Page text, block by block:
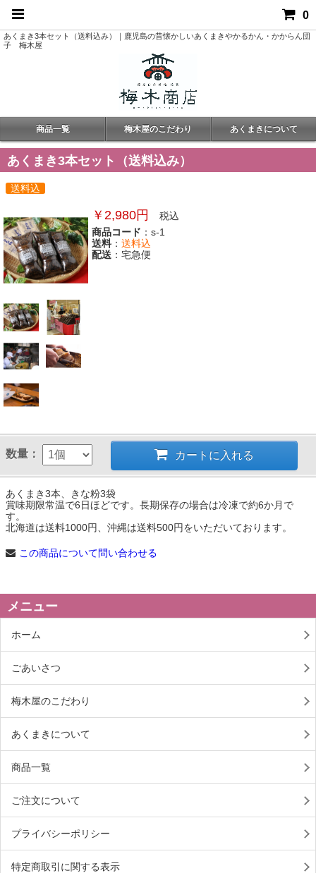
0
あくまき3本セット（送料込み）｜鹿児島の昔懐かしいあくまきやかるかん・かからん団
子 梅木屋
商品一覧 梅木屋のこだわり あくまきについて
あくまき3本セット（送料込み）
送料込
￥2,980円
税込
商品コード ：s-1
送料 ： 送料込
配送 ：宅急便
数量： カートに入れる
あくまき3本、きな粉3袋
賞味期限常温で6日ほどです。長期保存の場合は冷凍で約6か月で
す。
北海道は送料1000円、沖縄は送料500円をいただいております。
この商品について問い合わせる
メニュー
ホーム
ごあいさつ
梅木屋のこだわり
あくまきについて
商品一覧
ご注文について
プライバシーポリシー
特定商取引に関する表示